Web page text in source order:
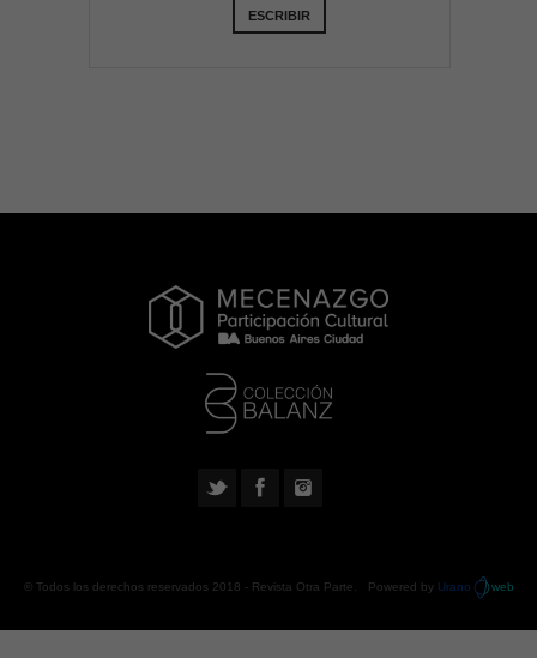
ESCRIBIR
© Todos los derechos reservados 2018 - Revista Otra Parte . Powered by Urano web